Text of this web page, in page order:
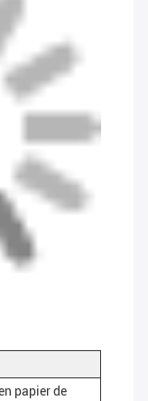
papier de